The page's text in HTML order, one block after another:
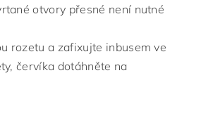
otvory přesné není nutné
rozetu a zafixujte inbusem ve
červíka dotáhněte na